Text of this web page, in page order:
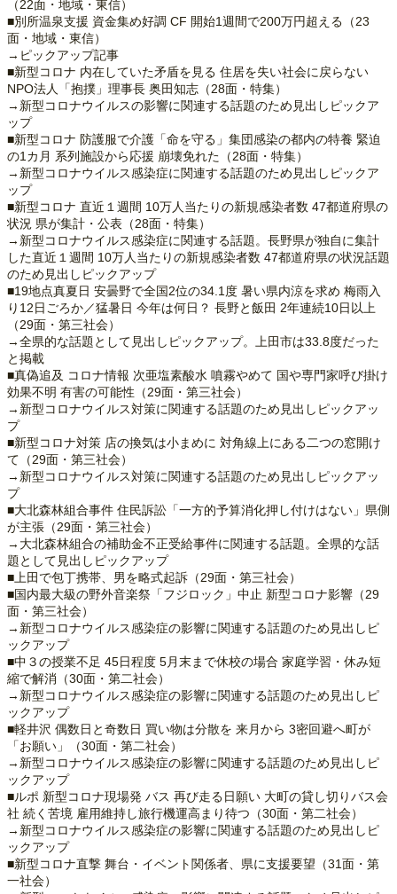
（22面・地域・東信）
■別所温泉支援 資金集め好調 CF 開始1週間で200万円超える（23
面・地域・東信）
→ピックアップ記事
■新型コロナ 内在していた矛盾を見る 住居を失い社会に戻らない
NPO法人「抱撲」理事長 奥田知志（28面・特集）
→新型コロナウイルスの影響に関連する話題のため見出しピックア
ップ
■新型コロナ 防護服で介護「命を守る」集団感染の都内の特養 緊迫
の1カ月 系列施設から応援 崩壊免れた（28面・特集）
→新型コロナウイルス感染症に関連する話題のため見出しピックア
ップ
■新型コロナ 直近１週間 10万人当たりの新規感染者数 47都道府県の
状況 県が集計・公表（28面・特集）
→新型コロナウイルス感染症に関連する話題。長野県が独自に集計
した直近１週間 10万人当たりの新規感染者数 47都道府県の状況話題
のため見出しピックアップ
■19地点真夏日 安曇野で全国2位の34.1度 暑い県内涼を求め 梅雨入
り12日ごろか／猛暑日 今年は何日？ 長野と飯田 2年連続10日以上
（29面・第三社会）
→全県的な話題として見出しピックアップ。上田市は33.8度だった
と掲載
■真偽追及 コロナ情報 次亜塩素酸水 噴霧やめて 国や専門家呼び掛け
効果不明 有害の可能性（29面・第三社会）
→新型コロナウイルス対策に関連する話題のため見出しピックアッ
プ
■新型コロナ対策 店の換気は小まめに 対角線上にある二つの窓開け
て（29面・第三社会）
→新型コロナウイルス対策に関連する話題のため見出しピックアッ
プ
■大北森林組合事件 住民訴訟「一方的予算消化押し付けはない」県側
が主張（29面・第三社会）
→大北森林組合の補助金不正受給事件に関連する話題。全県的な話
題として見出しピックアップ
■上田で包丁携帯、男を略式起訴（29面・第三社会）
■国内最大級の野外音楽祭「フジロック」中止 新型コロナ影響（29
面・第三社会）
→新型コロナウイルス感染症の影響に関連する話題のため見出しピ
ックアップ
■中３の授業不足 45日程度 5月末まで休校の場合 家庭学習・休み短
縮で解消（30面・第二社会）
→新型コロナウイルス感染症の影響に関連する話題のため見出しピ
ックアップ
■軽井沢 偶数日と奇数日 買い物は分散を 来月から 3密回避へ町が
「お願い」（30面・第二社会）
→新型コロナウイルス感染症の影響に関連する話題のため見出しピ
ックアップ
■ルポ 新型コロナ現場発 バス 再び走る日願い 大町の貸し切りバス会
社 続く苦境 雇用維持し旅行機運高まり待つ（30面・第二社会）
→新型コロナウイルス感染症の影響に関連する話題のため見出しピ
ックアップ
■新型コロナ直撃 舞台・イベント関係者、県に支援要望（31面・第
一社会）